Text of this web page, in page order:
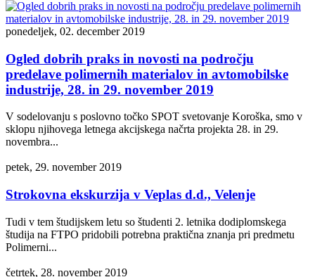
ponedeljek, 02. december 2019
Ogled dobrih praks in novosti na področju
predelave polimernih materialov in avtomobilske
industrije, 28. in 29. november 2019
V sodelovanju s poslovno točko SPOT svetovanje Koroška, smo v
sklopu njihovega letnega akcijskega načrta projekta 28. in 29.
novembra...
petek, 29. november 2019
Strokovna ekskurzija v Veplas d.d., Velenje
Tudi v tem študijskem letu so študenti 2. letnika dodiplomskega
študija na FTPO pridobili potrebna praktična znanja pri predmetu
Polimerni...
četrtek, 28. november 2019